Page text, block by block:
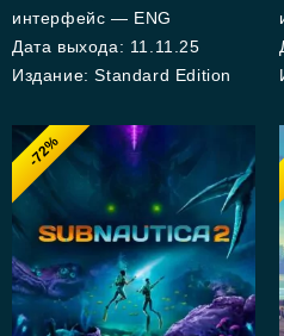
интерфейс — ENG
Дата выхода: 11.11.25
Издание: Standard Edition
-72%